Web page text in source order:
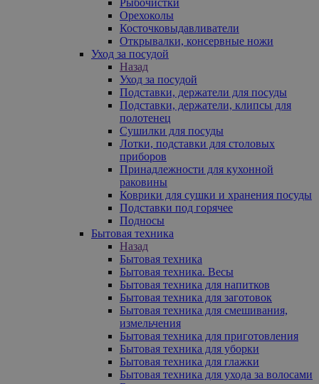
Орехоколы
Косточковыдавливатели
Открывалки, консервные ножи
Уход за посудой
Назад
Уход за посудой
Подставки, держатели для посуды
Подставки, держатели, клипсы для
полотенец
Сушилки для посуды
Лотки, подставки для столовых
приборов
Принадлежности для кухонной
раковины
Коврики для сушки и хранения посуды
Подставки под горячее
Подносы
Бытовая техника
Назад
Бытовая техника
Бытовая техника. Весы
Бытовая техника для напитков
Бытовая техника для заготовок
Бытовая техника для смешивания,
измельчения
Бытовая техника для приготовления
Бытовая техника для уборки
Бытовая техника для глажки
Бытовая техника для ухода за волосами